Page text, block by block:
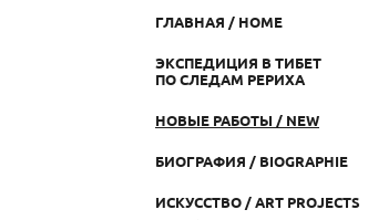
ГЛАВНАЯ / HOME
ЭКСПЕДИЦИЯ В ТИБЕТ
ПО СЛЕДАМ РЕРИХА
НОВЫЕ РАБОТЫ / NEW
БИОГРАФИЯ / BIOGRAPHIE
ИСКУССТВО / ART PROJECTS